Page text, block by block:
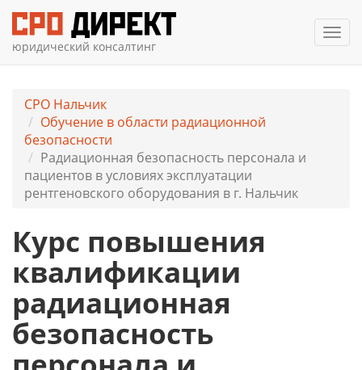
юридический консалтинг
СРО Нальчик
Обучение в области радиационной
безопасности
Радиационная безопасность персонала и
пациентов в условиях эксплуатации
рентгеновского оборудования в г. Нальчик
Курс повышения
квалификации
радиационная
безопасность